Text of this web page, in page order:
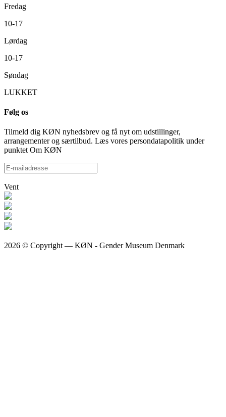
Fredag
10-17
Lørdag
10-17
Søndag
LUKKET
Følg os
Tilmeld dig KØN nyhedsbrev og få nyt om udstillinger,
arrangementer og særtilbud. Læs vores persondatapolitik under
punktet Om KØN
Vent
2026 © Copyright — KØN - Gender Museum Denmark